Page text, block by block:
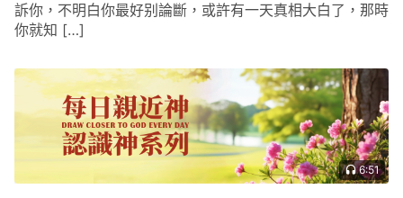
訴你，不明白你最好别論斷，或許有一天真相大白了，那時
你就知 […]
6:51